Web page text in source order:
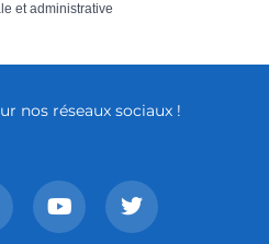
et administrative
nos réseaux sociaux !